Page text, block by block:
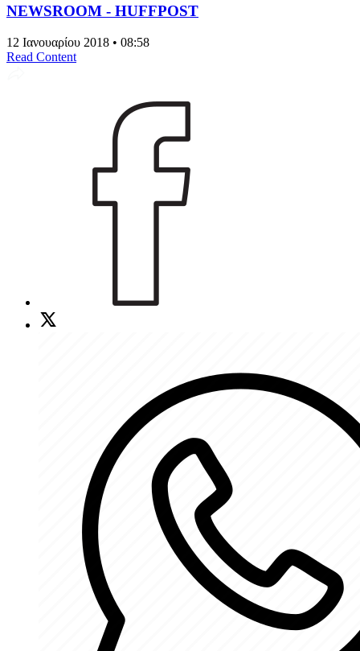
NEWSROOM - HUFFPOST
12 Ιανουαρίου 2018 • 08:58
Read Content